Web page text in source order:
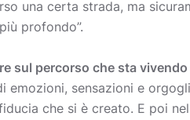
una certa strada, ma
profondo”.
sul percorso che sta vivendo
emozioni, sensazioni e
che si è creato. E poi